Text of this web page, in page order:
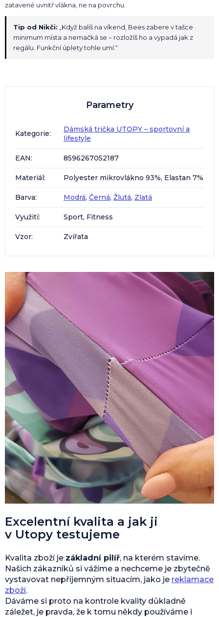
zatavené uvnitř vlákna, ne na povrchu.
Tip od Nikči: „Když balíš na víkend, Bees zabere v tašce
minimum místa a nemačká se – rozložíš ho a vypadá jak z
regálu. Funkční úplety tohle umí.“
Parametry
Kategorie:
Dámská trička UTOPY – sportovní a
lifestyle
EAN: 8596267052187
Materiál: Polyester mikrovlákno 93%, Elastan 7%
Barva: Modrá, Černá, Žlutá, Zlatá
Využití: Sport, Fitness
Vzor: Zvířata
Excelentní kvalita a jak ji
v Utopy testujeme
Kvalita zboží je základní pilíř, na kterém stavíme.
Našich zákazníků si vážíme a nechceme je zbytečně
vystavovat nepříjemným situacím, jako je reklamace
zboží.
Dáváme si proto na kontrole kvality důkladně
záležet, je pravda, že k tomu někdy používáme i